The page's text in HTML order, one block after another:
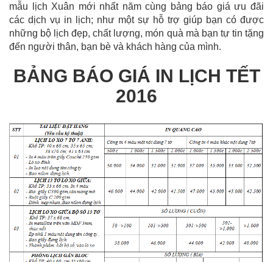
mẫu lịch Xuân mới nhất năm cùng bảng báo giá ưu đãi
các dịch vụ in lịch; như một sự hỗ trợ giúp bạn có được
những bộ lịch đẹp, chất lượng, món quà mà bạn tự tin tặng
đến người thân, bạn bè và khách hàng của mình.
BẢNG BÁO GIÁ IN LỊCH TẾT
2016